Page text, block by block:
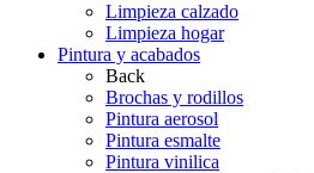
Limpieza calzado
Limpieza hogar
Pintura y acabados
Back
Brochas y rodillos
Pintura aerosol
Pintura esmalte
Pintura vinilica